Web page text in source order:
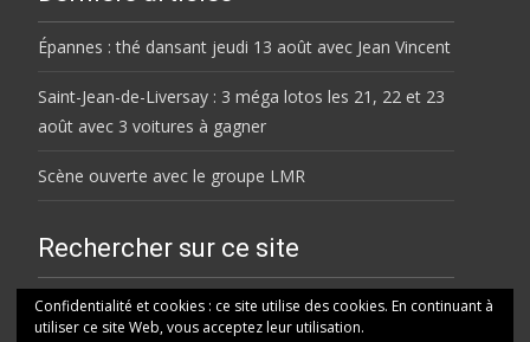
Épannes : thé dansant jeudi 13 août avec Jean Vincent
Saint-Jean-de-Liversay : 3 méga lotos les 21, 22 et 23
août avec 3 voitures à gagner
Scène ouverte avec le groupe LMR
Rechercher sur ce site
Rechercher
Confidentialité et cookies : ce site utilise des cookies. En continuant à
utiliser ce site Web, vous acceptez leur utilisation.